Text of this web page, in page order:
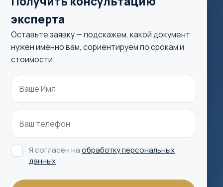
эксперта
Оставьте заявку — подскажем, какой документ
нужен именно вам, сориентируем по срокам и
стоимости.
Я согласен наобработку персональных
данных